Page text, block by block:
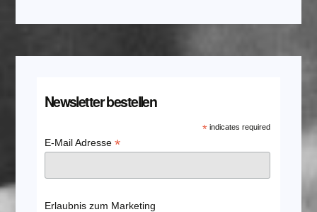
Newsletter bestellen
* indicates required
E-Mail Adresse *
Erlaubnis zum Marketing